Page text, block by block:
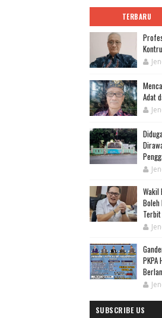
TERBARU
Adat
Wakil
Terbit
SUBSCRIBE US